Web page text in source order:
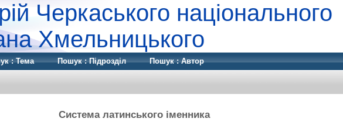
Черкаського національного
Хмельницького
: Тема Пошук : Підрозділ Пошук : Автор
Система латинського іменника